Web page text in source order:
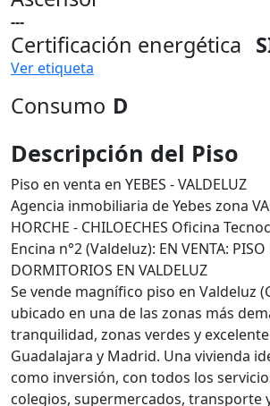
---
Certificación energética
Ver etiqueta
Consumo D
Descripción del Piso
Piso en venta en YEBES - VALDELUZ
Agencia inmobiliaria de Yebes zona
HORCHE - CHILOECHES Oficina
Encina n°2 (Valdeluz): EN VENTA: PISO
DORMITORIOS EN VALDELUZ
Se vende magnífico piso en Valdeluz
ubicado en una de las zonas más
tranquilidad, zonas verdes y
Guadalajara y Madrid. Una vivienda
como inversión, con todos los
colegios, supermercados, transporte